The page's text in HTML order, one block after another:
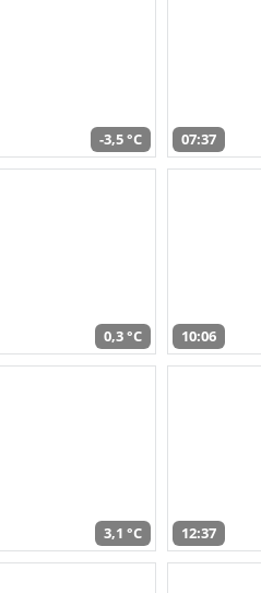
-3,5 °C 07:37
0,3 °C 10:06
3,1 °C 12:37